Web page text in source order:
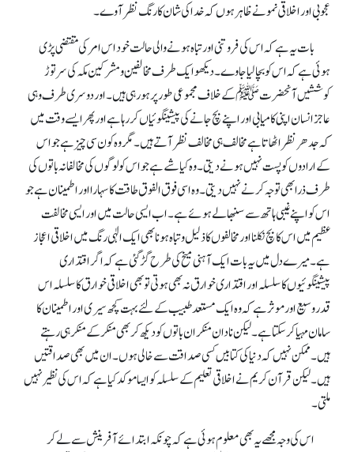
عجوبی اور اخلاقی نمونے ظاہر ہوں کہ خدا کی شان کا رنگ نظر آوے۔
بات یہ ہے کہ اس کی فروتنی اور تباہ ہونے والی حالت خود اس امر کی مقتضی پڑی
ہوئی ہے کہ اس کو بچا لیا جاوے۔ دیکھو ایک طرف مخالفین و مشرکین مکہ کی سرتوڑ
کوششیں آنحضرت ﷺ کے خلاف مجموعی طور پر ہو رہی ہیں۔ اور دوسری طرف وہی
عاجز انسان اپنی کامیابی اور اپنے بچ جانے کی پیشینگوئیاں کر رہا ہے اور پھر ایسے وقت میں
کہ جدھر نظر اٹھاتا ہے مخالف ہی مخالف نظر آتے ہیں۔ مگر وہ کون سی چیز ہے جو اس
کے ارادوں کو پست نہیں ہونے دیتی۔ وہ کیا شے ہے جو اس کو لوگوں کی مخالفانہ باتوں کی
طرف ذرا بھی توجہ کرنے نہیں دیتی۔ وہ اسی فوق الفوق طاقت کا سہارا اور اطمینان ہے جو
اس کو اپنے غیبی ہاتھ سے سنبھالے ہوئے ہے۔ اب ایسی حالت میں اور ایسی مخالفت
عظیم میں اس کا بچ نکلنا اورمخالفوں کا ذلیل و تباہ ہونا بھی ایک الٰہی رنگ میں اخلاقی اعجاز
ہے۔ میرے دل میں یہ بات ایک آہنی میخ کی طرح گڑ گئی ہے کہ اگر اقتداری
پیشینگوئیوں کا سلسلہ اور اقتداری خوارق نہ بھی ہوتی تو بھی اخلاقی خوارق کا سلسلہ اس
قدر وسیع اور موثر ہے کہ وہ ایک مستعد طبیب کے لئے بہت کچھ سیری اور اطمینان کا
سامان مہیا کر سکتا ہے۔ لیکن نادان منکر ان باتوں کو دیکھ کر بھی منکر کے منکر ہی رہتے
ہیں۔ ممکن نہیں کہ دنیا کی کتابیں کسی صداقت سے خالی ہوں۔ ان میں بھی صداقتیں
ہیں۔ لیکن قرآن کریم نے اخلاقی تعلیم کے سلسلہ کو ایسا موکد کیا ہے کہ اس کی نظیر نہیں
ملتی۔
اس کی وجہ مجھے یہ بھی معلوم ہوئی ہے کہ چونکہ ابتدائے آفرینش سے لے کر